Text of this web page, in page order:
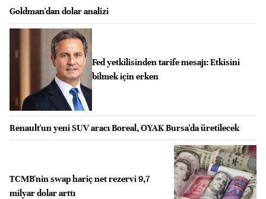
Goldman'dan dolar analizi
Fed yetkilisinden tarife mesajı: Etkisini
bilmek için erken
Renault'un yeni SUV aracı Boreal, OYAK Bursa'da üretilecek
TCMB'nin swap hariç net rezervi 9,7
milyar dolar arttı